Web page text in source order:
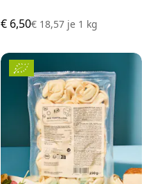
€ 6,50€ 18,57 je 1 kg